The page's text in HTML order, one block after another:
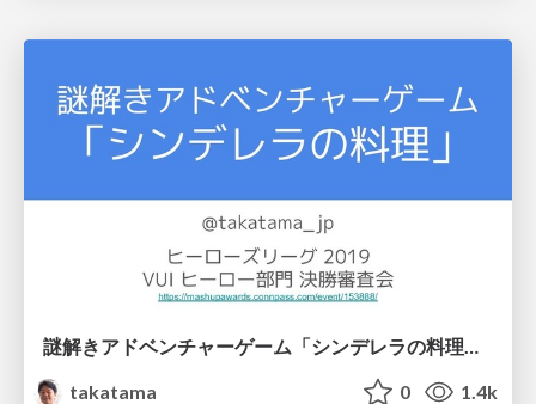
謎解きアドベンチャーゲーム「シンデレラの料理」/ Brain teasing adventure game Cinderella's Cooking
takatama
0 1.4k